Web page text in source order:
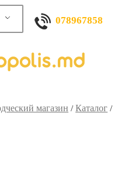
078967858
магазин / Каталог /